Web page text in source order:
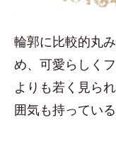
輪郭に比較的丸
め、可愛らしく
よりも若く見ら
囲気も持ってい